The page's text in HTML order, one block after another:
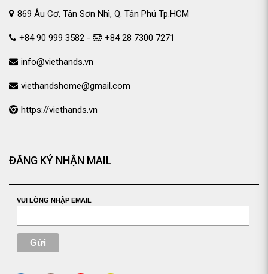
869 Âu Cơ, Tân Sơn Nhì, Q. Tân Phú Tp.HCM
+84 90 999 3582 - +84 28 7300 7271
info@viethands.vn
viethandshome@gmail.com
https://viethands.vn
ĐĂNG KÝ NHẬN MAIL
VUI LÒNG NHẬP EMAIL